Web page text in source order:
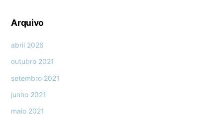
Arquivo
abril 2026
outubro 2021
setembro 2021
junho 2021
maio 2021